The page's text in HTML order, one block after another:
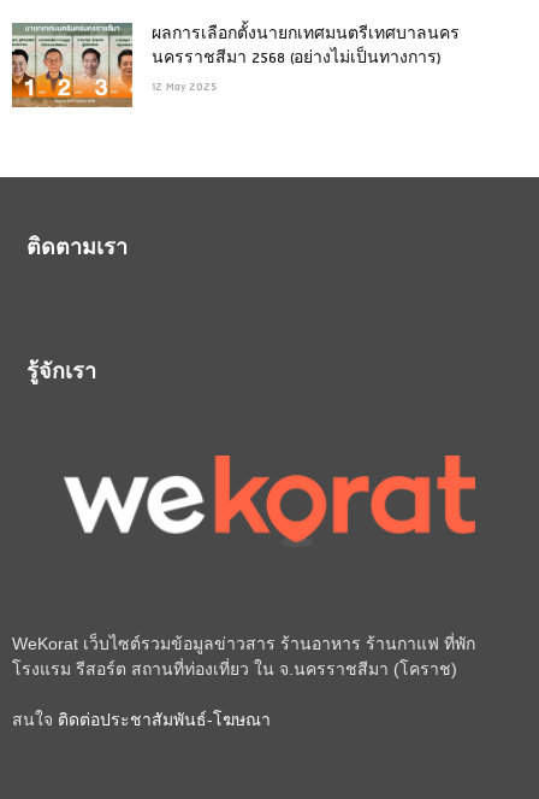
ผลการเลือกตั้งนายกเทศมนตรีเทศบาลนคร
นครราชสีมา 2568 (อย่างไม่เป็นทางการ)
12 May 2025
ติดตามเรา
รู้จักเรา
WeKorat เว็บไซต์รวมข้อมูลข่าวสาร ร้านอาหาร ร้านกาแฟ ที่พัก
โรงแรม รีสอร์ต สถานที่ท่องเที่ยว ใน จ.นครราชสีมา (โคราช)
สนใจ ติดต่อประชาสัมพันธ์-โฆษณา